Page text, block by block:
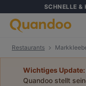
SCHNELLE &
Restaurants
Wichtiges Update:
Quandoo stellt